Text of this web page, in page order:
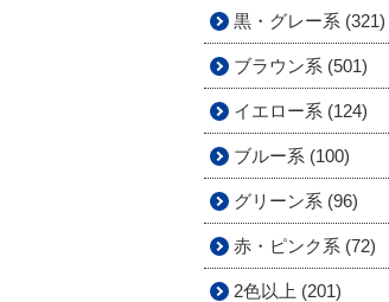
黒・グレー系 (321)
ブラウン系 (501)
イエロー系 (124)
ブルー系 (100)
グリーン系 (96)
赤・ピンク系 (72)
2色以上 (201)